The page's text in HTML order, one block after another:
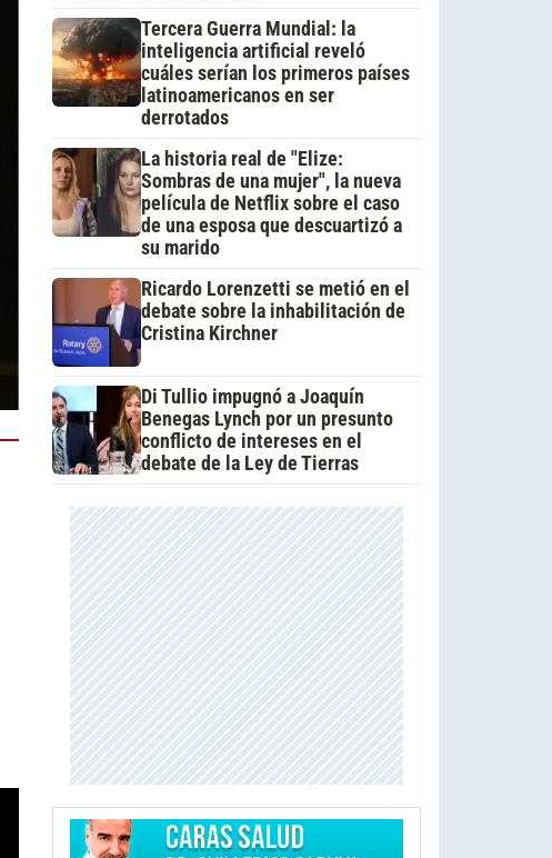
Tercera Guerra Mundial: la
inteligencia artificial reveló
cuáles serían los primeros países
latinoamericanos en ser
derrotados
La historia real de "Elize:
Sombras de una mujer", la nueva
película de Netflix sobre el caso
de una esposa que descuartizó a
su marido
Ricardo Lorenzetti se metió en el
debate sobre la inhabilitación de
Cristina Kirchner
Di Tullio impugnó a Joaquín
Benegas Lynch por un presunto
conflicto de intereses en el
debate de la Ley de Tierras